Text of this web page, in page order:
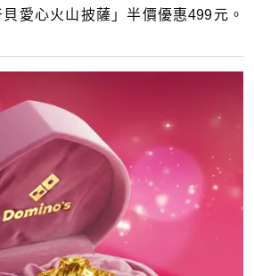
愛心火山披薩」半價優惠499元。